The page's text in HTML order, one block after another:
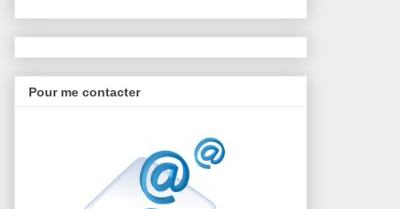
Pour me contacter